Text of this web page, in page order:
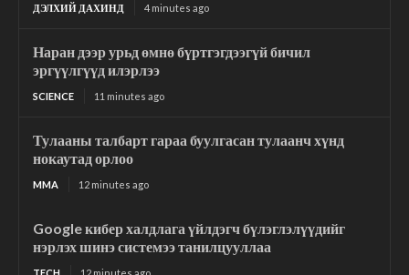
ДЭЛХИЙ ДАХИНД 4 minutes ago
Наран дээр урьд өмнө бүртгэгдээгүй бичил
эргүүлгүүд илэрлээ
SCIENCE 11 minutes ago
Тулааны талбарт гараа буулгасан тулаанч хүнд
нокаутад орлоо
MMA 12 minutes ago
Google кибер халдлага үйлдэгч бүлэглэлүүдийг
нэрлэх шинэ системээ танилцууллаа
TECH 12 minutes ago